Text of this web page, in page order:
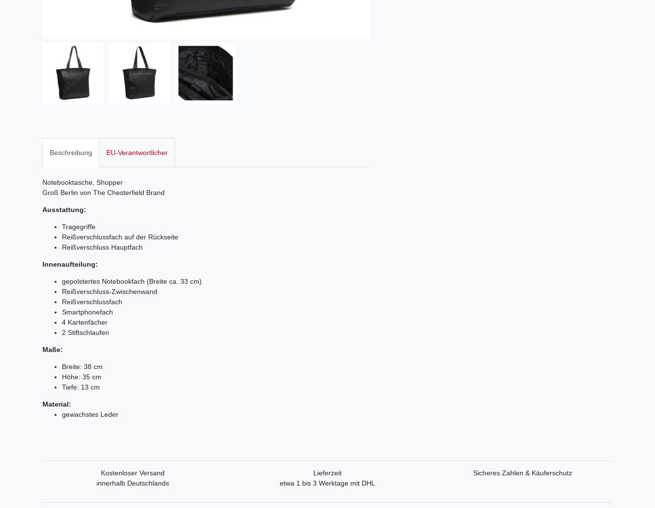
Beschreibung EU-Verantwortlicher
Notebooktasche, Shopper
Groß Berlin von The Chesterfield Brand
Ausstattung:
Tragegriffe
Reißverschlussfach auf der Rückseite
Reißverschluss Hauptfach
Innenaufteilung:
gepolstertes Notebookfach (Breite ca. 33 cm)
Reißverschluss-Zwischenwand
Reißverschlussfach
Smartphonefach
4 Kartenfächer
2 Stiftschlaufen
Maße:
Breite: 38 cm
Höhe: 35 cm
Tiefe: 13 cm
Material:
gewachstes Leder
Kostenloser Versand
innerhalb Deutschlands
Lieferzeit
etwa 1 bis 3 Werktage mit DHL
Sicheres Zahlen & Käuferschutz